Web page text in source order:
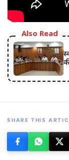
Also Read
SHARE THIS